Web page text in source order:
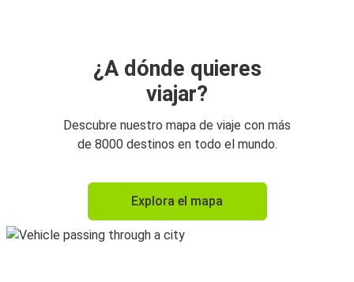
¿A dónde quieres
viajar?
Descubre nuestro mapa de viaje con más
de 8000 destinos en todo el mundo.
Explora el mapa